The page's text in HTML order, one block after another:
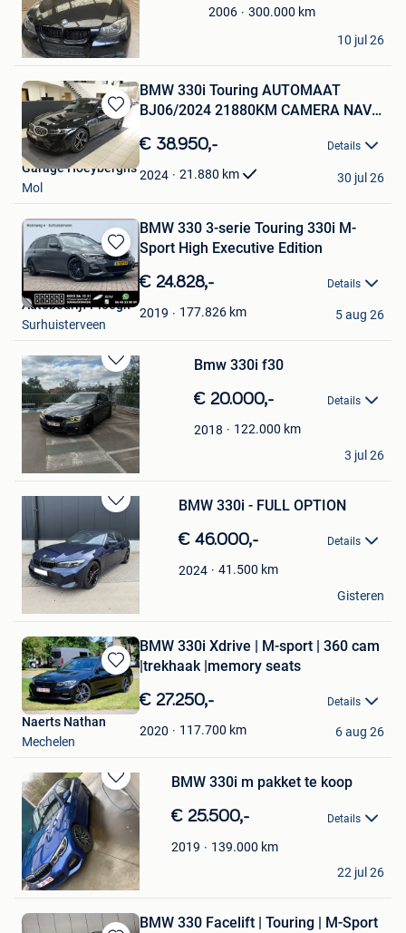
Favorieten
2006 300.000 km
Knydna
Sint-Pieters-Leeuw
10 jul 26
Bewaren
in
Mijn
Favorieten
BMW 330i Touring AUTOMAAT
BJ06/2024 21880KM CAMERA NAVI
€ 38.950,- Details
2024 21.880 km
Garage Hoeyberghs
Mol
30 jul 26
Bewaren
in
Mijn
Favorieten
BMW 330 3-serie Touring 330i M-
Sport High Executive Edition
€ 24.828,- Details
2019 177.826 km
Autobedrijf Ploegh
Surhuisterveen
5 aug 26
Bewaren
in
Mijn
Favorieten
Bmw 330i f30
€ 20.000,- Details
2018 122.000 km
Ruben Meuleman
Roeselare
3 jul 26
Bewaren
in
Mijn
Favorieten
BMW 330i - FULL OPTION
€ 46.000,- Details
2024 41.500 km
Emre
Beringen
Gisteren
Bewaren
in
Mijn
Favorieten
BMW 330i Xdrive | M-sport | 360 cam
|trekhaak |memory seats
€ 27.250,- Details
2020 117.700 km
Naerts Nathan
Mechelen
6 aug 26
Bewaren
in
Mijn
Favorieten
BMW 330i m pakket te koop
€ 25.500,- Details
2019 139.000 km
anja
Dendermonde
22 jul 26
BMW 330 Facelift | Touring | M-Sport